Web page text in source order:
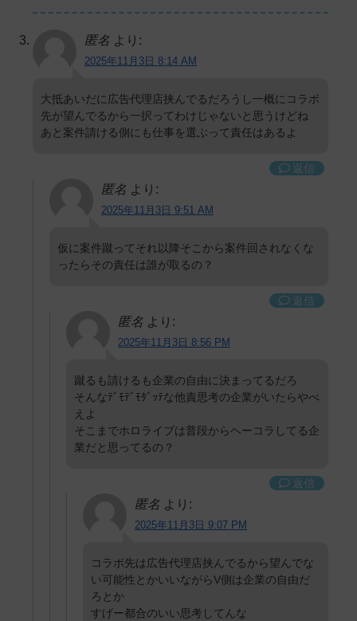
匿名 より:
2025年11月3日 8:14 AM
大抵あいだに広告代理店挟んでるだろうし一概にコラボ
先が望んでるから一択ってわけじゃないと思うけどね
あと案件請ける側にも仕事を選ぶって責任はあるよ
返信
匿名 より:
2025年11月3日 9:51 AM
仮に案件蹴ってそれ以降そこから案件回されなくな
ったらその責任は誰が取るの？
返信
匿名 より:
2025年11月3日 8:56 PM
蹴るも請けるも企業の自由に決まってるだろ
そんなﾃﾞﾓﾃﾞﾓﾀﾞｯﾃな他責思考の企業がいたらやべ
えよ
そこまでホロライブは普段からヘーコラしてる企
業だと思ってるの？
返信
匿名 より:
2025年11月3日 9:07 PM
コラボ先は広告代理店挟んでるから望んでな
い可能性とかいいながらV側は企業の自由だ
ろとか
すげー都合のいい思考してんな